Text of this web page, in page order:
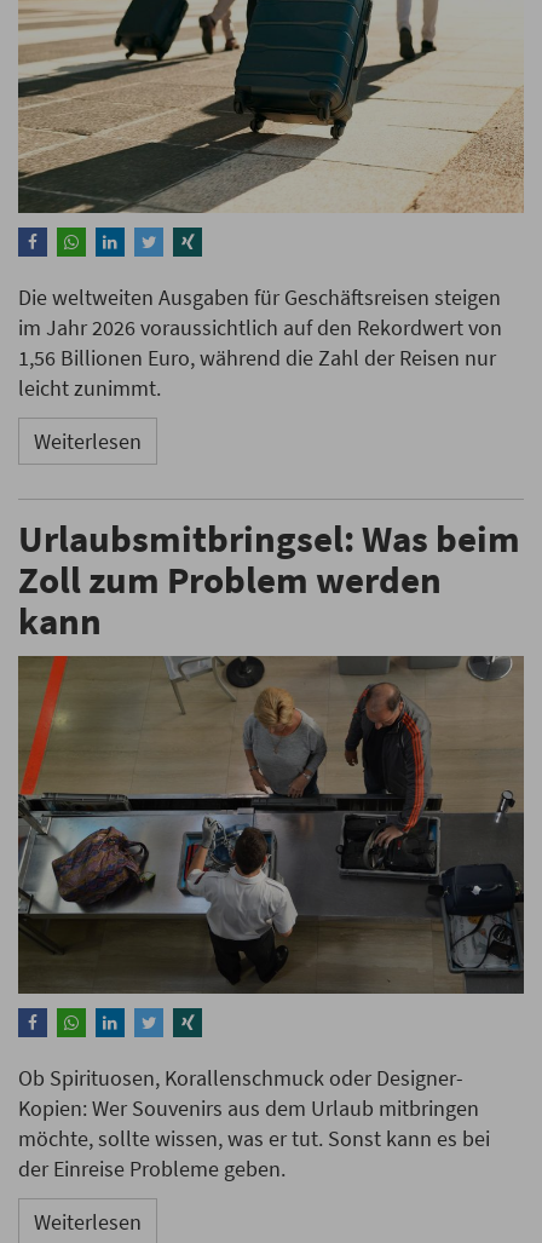
Die weltweiten Ausgaben für Geschäftsreisen steigen
im Jahr 2026 voraussichtlich auf den Rekordwert von
1,56 Billionen Euro, während die Zahl der Reisen nur
leicht zunimmt.
Weiterlesen
Urlaubsmitbringsel: Was beim
Zoll zum Problem werden
kann
Ob Spirituosen, Korallenschmuck oder Designer-
Kopien: Wer Souvenirs aus dem Urlaub mitbringen
möchte, sollte wissen, was er tut. Sonst kann es bei
der Einreise Probleme geben.
Weiterlesen